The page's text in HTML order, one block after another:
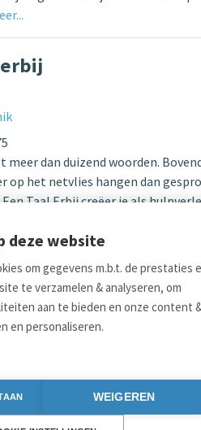
meer dan duizend woorden.
op het netvlies hangen dan
Taal Erbij creëer je als
voor je cliënt. De methodiek
vorige 2 3 4 5
Pers
deze website
om gegevens m.b.t. de prestaties
te verzamelen & analyseren, om
aan te bieden en onze content
en personaliseren.
WEIGEREN